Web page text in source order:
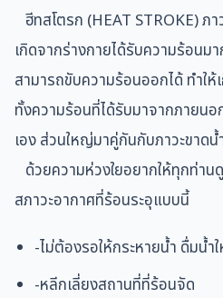
ฮีทสโตรก (HEAT STROKE) ภ
เกิดจากร่างกายได้รับความร้อนม
สามารถขับความร้อนออกได้ ทำให้
ทั้งความร้อนที่ได้รับมาจากภายนอ
เอง ส่วนใหญ่มาคู่กันกับภาวะขาดน้
ด้วยความห่วงใยอยากให้ทุกท่า
สภาวะอากาศที่ร้อนระอุแบบนี้
-ไม่ต้องรอให้กระหายน้ำ ดื่มน้ำ
-หลีกเลี่ยงสถานที่ที่ร้อนจัด